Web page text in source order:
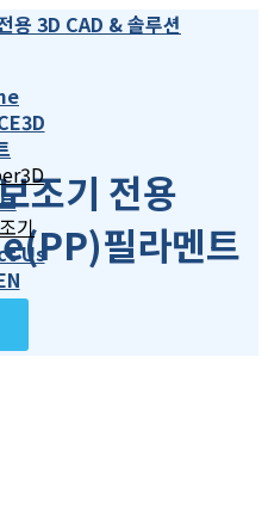
용 3D CAD & 솔루션
기
Us
조기 전용
필라멘트